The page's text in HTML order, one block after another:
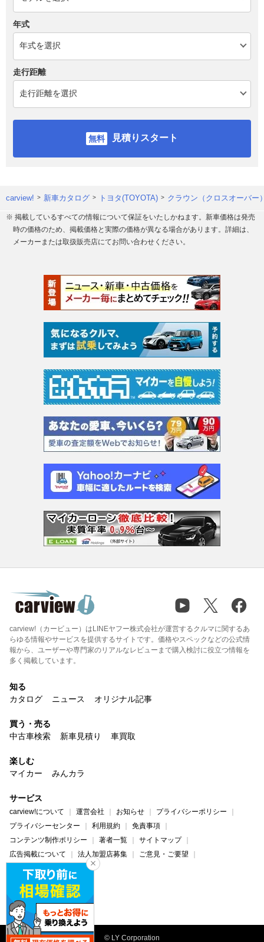
年式
走行距離
見積りスタート
carview! 新車カタログ トヨタ(TOYOTA) クラウン（クロスオーバー
※ 掲載しているすべての情報について保証をいたしかねます。新車価格は発売
時の価格のため、掲載価格と実際の価格が異なる場合があります。詳細は、
メーカーまたは取扱販売店にてお問い合わせください。
carview!（カービュー）はLINEヤフー株式会社が運営するクルマに関するあ
らゆる情報やサービスを提供するサイトです。価格やスペックなどの公式情
報から、ユーザーや専門家のリアルなレビューまで購入検討に役立つ情報を
多く掲載しています。
知る
カタログ
ニュース オリジナル記事
買う・売る
中古車検索
新車見積り 車買取
楽しむ
マイカー
みんカラ
サービス
carview!について 運営会社 お知らせ
プライバシーポリシー
プライバシーセンター
利用規約
免責事項
コンテンツ制作ポリシー
著者一覧
サイトマップ
広告掲載について
法人加盟店募集
ご意見・ご要望
ヘルプ・お問い合わせ
carview! Yahoo! JAPAN
© LY Corporation